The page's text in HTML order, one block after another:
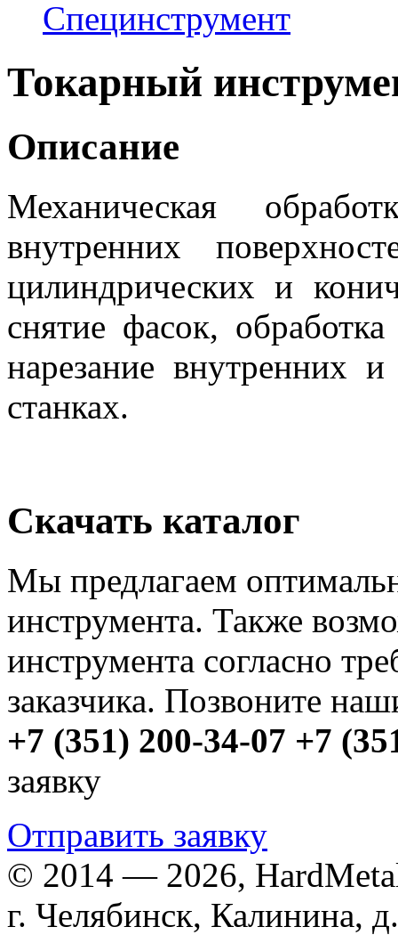
Специнструмент
Токарный
Описание
Механическая
внутренних
цилиндрических и
снятие фасок,
нарезание внутренних
станках.
Скачать каталог
Мы предлагаем
инструмента. Также
инструмента согласно
заказчика. Позвоните
+7 (351) 200-34-07 +7
заявку
Отправить заявку
© 2014 — 2026,
г. Челябинск, Калинина,